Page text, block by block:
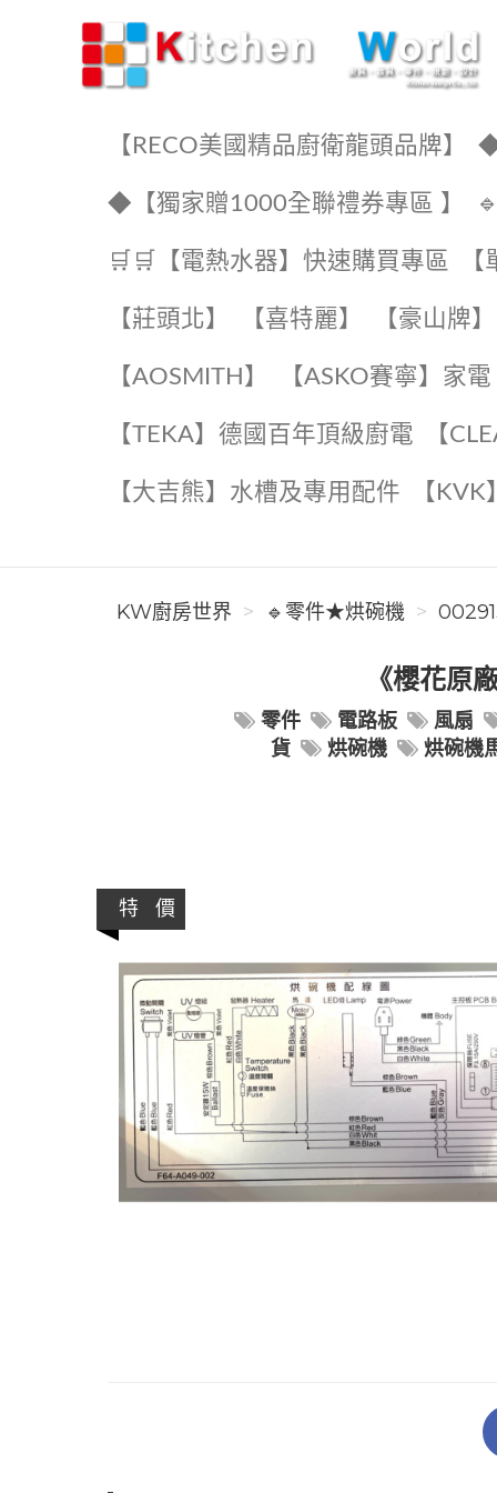
【RECO美國精品廚衛龍頭品牌】 ◆
◆【獨家贈1000全聯禮券專區 】
🛒🛒【電熱水器】快速購買專區
【莊頭北】 【喜特麗】 【豪山牌】
【AOSMITH】 【ASKO賽寧】家電
️【TEKA】️德國百年頂級廚電 【
【大吉熊】水槽及專用配件 【
KW廚房世界 🔹零件★烘碗機
《櫻花原
零件 電路板
風扇
貨
烘碗機 烘碗機
特 價